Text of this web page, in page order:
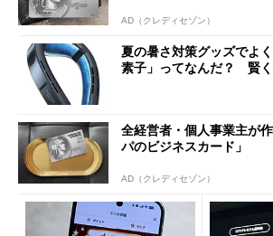
AD（クレディセゾン）
夏の暑さ対策グッズでよ
素子」ってなんだ？ 賢
全経営者・個人事業主が
パのビジネスカード」
AD（クレディセゾン）